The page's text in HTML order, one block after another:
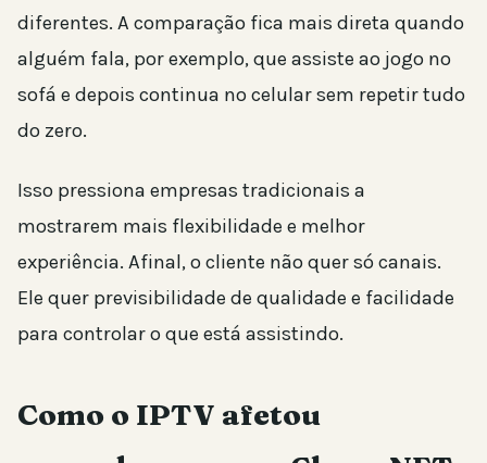
diferentes. A comparação fica mais direta quando
alguém fala, por exemplo, que assiste ao jogo no
sofá e depois continua no celular sem repetir tudo
do zero.
Isso pressiona empresas tradicionais a
mostrarem mais flexibilidade e melhor
experiência. Afinal, o cliente não quer só canais.
Ele quer previsibilidade de qualidade e facilidade
para controlar o que está assistindo.
Como o IPTV afetou